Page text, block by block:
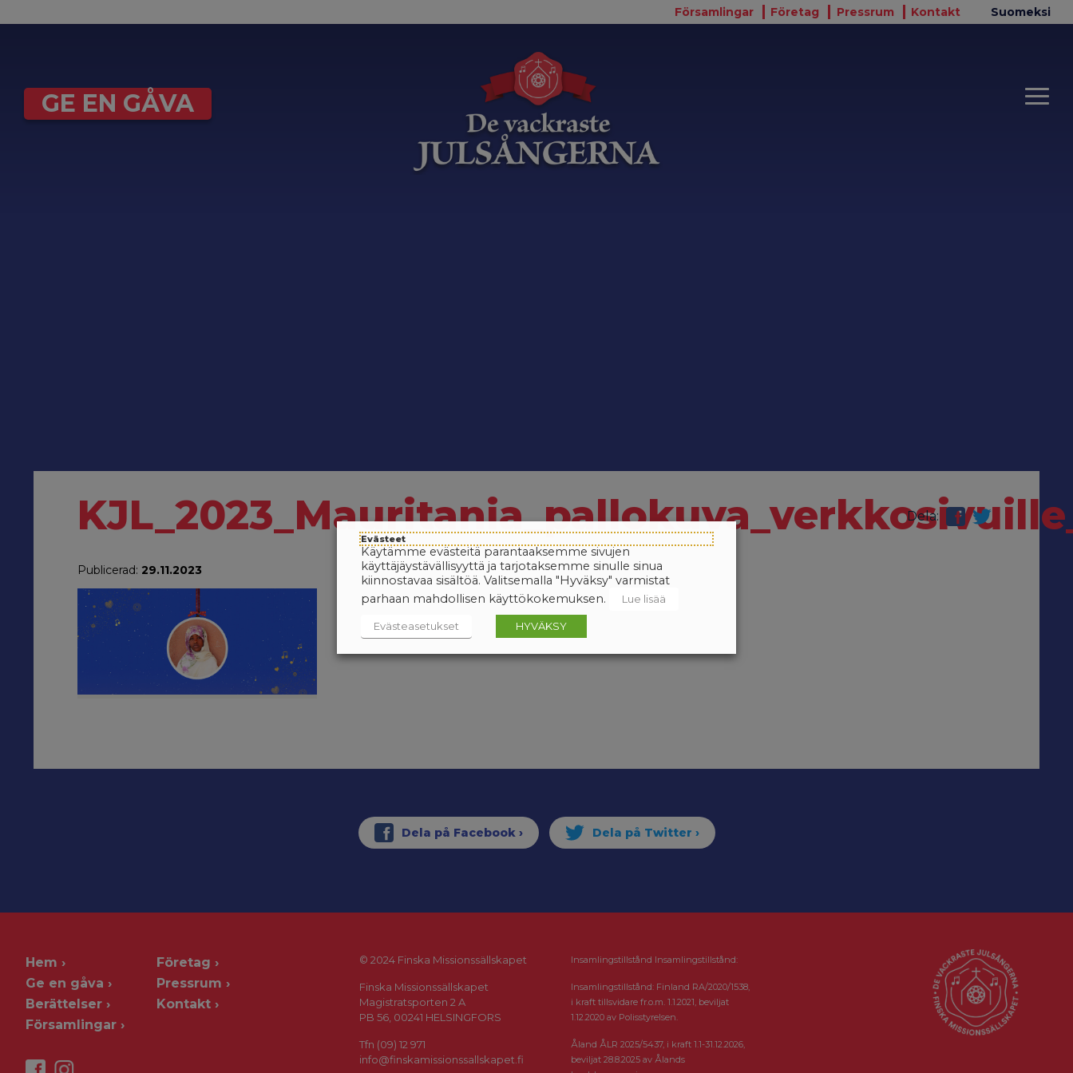
Församlingar Företag Pressrum Kontakt Suomeksi
GE EN GÅVA
Publicerad: 29.11.2023
Dela:
Hem
Ge en gåva
Berättelser
Församlingar
Företag
Pressrum
Kontakt
© 2024 Finska Missionssällskapet
Finska Missionssällskapet
Magistratsporten 2 A
PB 56, 00241 HELSINGFORS
Tfn (09) 12 971
info@finskamissionssallskapet.fi
Insamlingstillstånd Insamlingstillstånd:
Insamlingstillstånd: Finland RA/2020/1538,
i kraft tillsvidare fr.o.m. 1.1.2021, beviljat
1.12.2020 av Polisstyrelsen.
Åland ÅLR 2025/5437, i kraft 1.1-31.12.2026,
beviljat 28.8.2025 av Ålands
Evästeet
Käytämme evästeitä parantaaksemme sivujen
käyttäjäystävällisyyttä ja tarjotaksemme sinulle sinua
kiinnostavaa sisältöä. Valitsemalla "Hyväksy" varmistat
parhaan mahdollisen käyttökokemuksen.
Lue lisää
Evästeasetukset HYVÄKSY